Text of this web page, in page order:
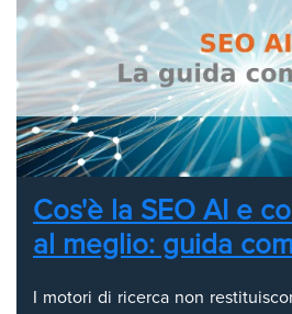
Cos'è la SEO AI e
al meglio: guida
I motori di ricerca non